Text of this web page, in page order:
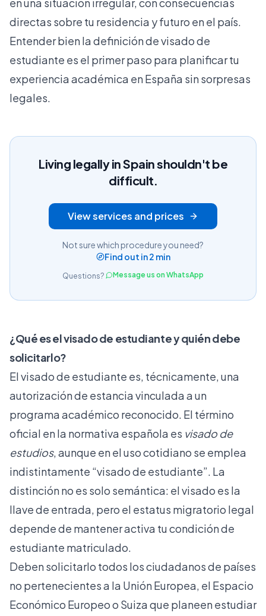
directas sobre tu residencia y futuro en el país.
Entender bien ladefinición de visado de
estudiante es el primer paso para planificar tu
experiencia académica en España sin sorpresas
legales.
Living legally in Spain shouldn't be
difficult.
View services and prices
Not sure which procedure you need?
Find out in 2 min
Questions? Message us on WhatsApp
¿Qué es el visado de estudiante y quién debe
solicitarlo?
El visado de estudiante es, técnicamente, una
autorización de estancia vinculada a un
programa académico reconocido. El término
oficial en la normativa española es visado de
estudios, aunque en el uso cotidiano se emplea
indistintamente “visado de estudiante”. La
distinción no es solo semántica: el visado es la
llave de entrada, pero el estatus migratorio legal
depende de mantener activa tu condición de
estudiante matriculado.
Deben solicitarlo todos los ciudadanos de países
no pertenecientes a la Unión Europea, el Espacio
Económico Europeo o Suiza que planeen estudiar